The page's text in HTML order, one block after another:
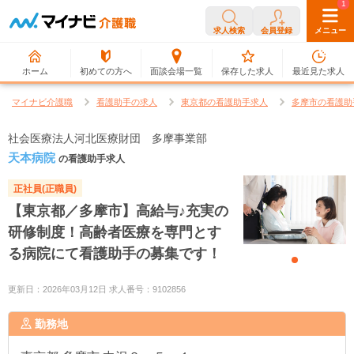
求人検索 会員登録 メニュー
ホーム 初めての方へ 面談会場一覧
0
保存した求人
1
最近見た求人
マイナビ介護職 看護助手の求人 東京都の看護助手求人 多摩市の看護
社会医療法人河北医療財団 多摩事業部
天本病院 の看護助手求人
正社員(正職員)
【東京都／多摩市】高給与♪充実の
研修制度！高齢者医療を専門とす
る病院にて看護助手の募集です！
更新日：2026年03月12日 求人番号：9102856
勤務地